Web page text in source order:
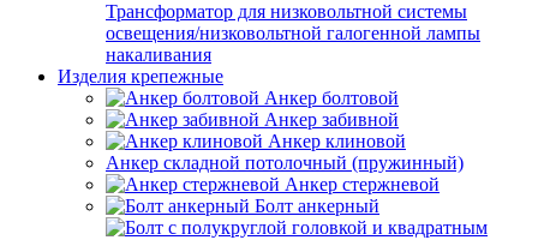
Трансформатор для низковольтной системы
освещения/низковольтной галогенной лампы
накаливания
Изделия крепежные
Анкер болтовой
Анкер забивной
Анкер клиновой
Анкер складной потолочный (пружинный)
Анкер стержневой
Болт анкерный